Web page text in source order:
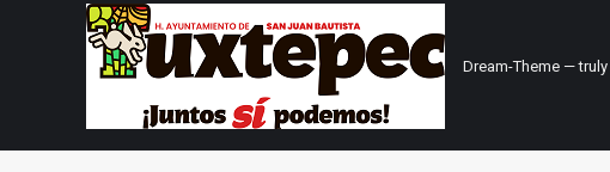
Dream-Theme — truly